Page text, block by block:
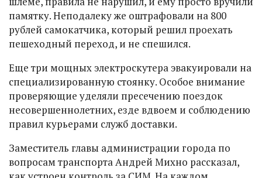
памятку. Неподалеку же оштрафовали на 800
рублей самокатчика, который решил проехать
пешеходный переход, и не спешился.
Еще три мощных электроскутера эвакуировали на
специализированную стоянку. Особое внимание
проверяющие уделяли пресечению поездок
несовершеннолетних, езде вдвоем и соблюдению
правил курьерами служб доставки.
Заместитель главы администрации города по
вопросам транспорта Андрей Михно рассказал,